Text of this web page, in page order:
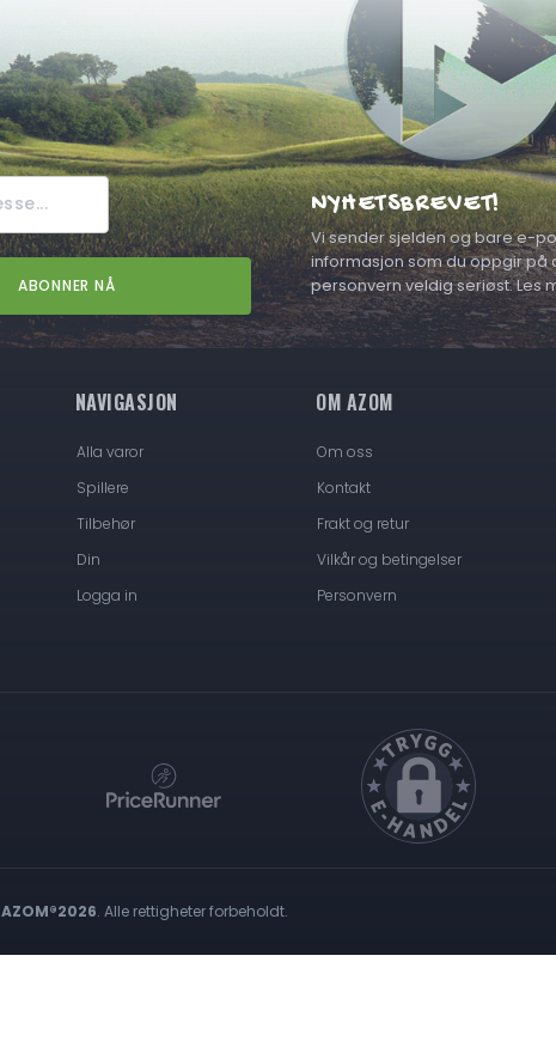
NYHETSBREVET!
Vi sender sjelden og bare e-
informasjon som du oppgir på
personvern veldig seriøst. Les
NAVIGASJON
Alla varor
Spillere
Tilbehør
Din
Logga in
OM AZOM
Om oss
Kontakt
Frakt og retur
Vilkår og betingelser
Personvern
AZOM®2026. Alle rettigheter forbeholdt.